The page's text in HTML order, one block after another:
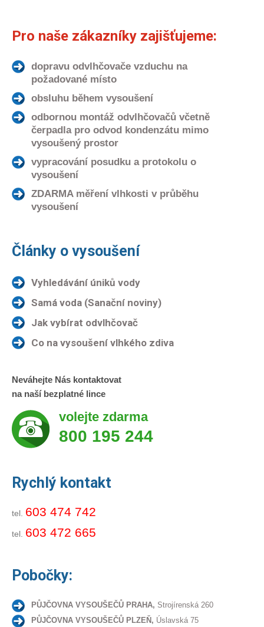
Pro naše zákazníky zajišťujeme:
dopravu odvlhčovače vzduchu na
požadované místo
obsluhu během vysoušení
odbornou montáž odvlhčovačů včetně
čerpadla pro odvod kondenzátu mimo
vysoušený prostor
vypracování posudku a protokolu o
vysoušení
ZDARMA měření vlhkosti v průběhu
vysoušení
Články o vysoušení
Vyhledávání úniků vody
Samá voda (Sanační noviny)
Jak vybírat odvlhčovač
Co na vysoušení vlhkého zdiva
Neváhejte Nás kontaktovat
na naší bezplatné lince
volejte zdarma
800 195 244
Rychlý kontakt
tel. 603 474 742
tel. 603 472 665
Pobočky:
PŮJČOVNA VYSOUŠEČŮ PRAHA, Strojírenská 260
PŮJČOVNA VYSOUŠEČŮ PLZEŇ, Úslavská 75